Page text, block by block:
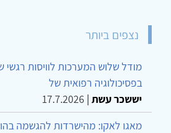
נצפים ביותר
מודל שלוש המערכות לוויסות רגשי
בפסיכולוגיה רפואית של
יששכר עשת |
17.7.2026
מאגו לאקו: מהישרדות להגשמה